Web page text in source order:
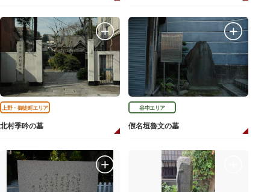
上野・御徒町エリア
北村季吟の墓
谷中エリア
假名垣魯文の墓